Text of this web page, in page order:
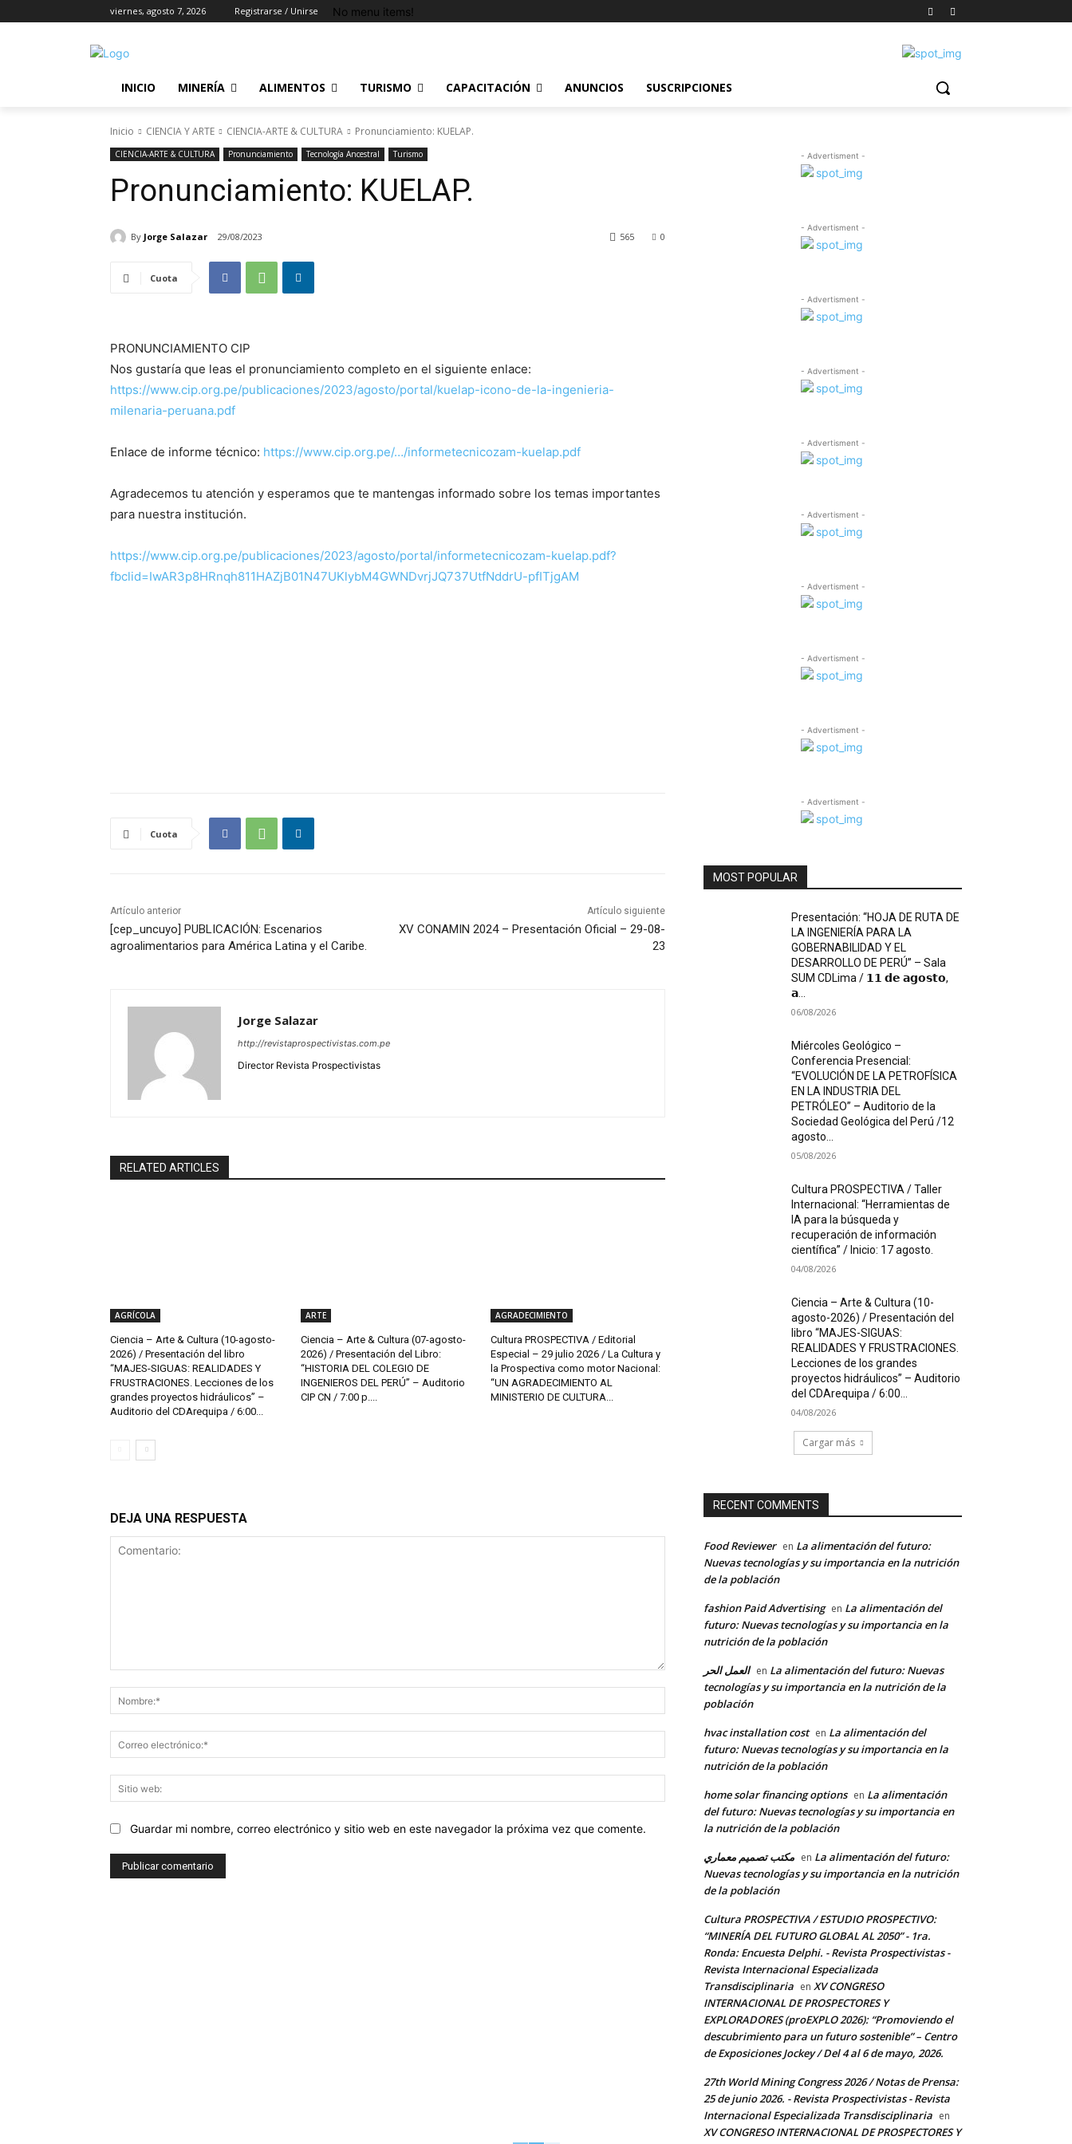
viernes, agosto 7, 2026 Registrarse / Unirse No menu items!
INICIO MINERÍA ALIMENTOS TURISMO CAPACITACIÓN ANUNCIOS SUSCRIPCIONES
Inicio CIENCIA Y ARTE CIENCIA-ARTE & CULTURA Pronunciamiento: KUELAP.
CIENCIA-ARTE & CULTURA Pronunciamiento Tecnología Ancestral Turismo
Pronunciamiento: KUELAP.
By Jorge Salazar 29/08/2023 0
565
Cuota
PRONUNCIAMIENTO CIP
Nos gustaría que leas el pronunciamiento completo en el siguiente enlace:
https://www.cip.org.pe/publicaciones/2023/agosto/portal/kuelap-icono-de-la-ingenieria-
milenaria-peruana.pdf
Enlace de informe técnico: https://www.cip.org.pe/…/informetecnicozam-kuelap.pdf
Agradecemos tu atención y esperamos que te mantengas informado sobre los temas importantes
para nuestra institución.
https://www.cip.org.pe/publicaciones/2023/agosto/portal/informetecnicozam-kuelap.pdf?
fbclid=IwAR3p8HRnqh811HAZjB01N47UKlybM4GWNDvrjJQ737UtfNddrU-pfITjgAM
Cuota
Artículo anterior
[cep_uncuyo] PUBLICACIÓN: Escenarios
agroalimentarios para América Latina y el Caribe.
Artículo siguiente
XV CONAMIN 2024 – Presentación Oficial – 29-08-
23
Jorge Salazar
http://revistaprospectivistas.com.pe
Director Revista Prospectivistas
RELATED ARTICLES
AGRÍCOLA
Ciencia – Arte & Cultura (10-agosto-
2026) / Presentación del libro
“MAJES-SIGUAS: REALIDADES Y
FRUSTRACIONES. Lecciones de los
grandes proyectos hidráulicos” –
Auditorio del CDArequipa / 6:00...
ARTE
Ciencia – Arte & Cultura (07-agosto-
2026) / Presentación del Libro:
“HISTORIA DEL COLEGIO DE
INGENIEROS DEL PERÚ” – Auditorio
CIP CN / 7:00 p....
AGRADECIMIENTO
Cultura PROSPECTIVA / Editorial
Especial – 29 julio 2026 / La Cultura y
la Prospectiva como motor Nacional:
“UN AGRADECIMIENTO AL
MINISTERIO DE CULTURA...
DEJA UNA RESPUESTA
Nombre:*
electrónico:*
web:
Guardar mi nombre, correo electrónico y sitio web en este navegador la próxima vez que comente.
- Advertisment -
- Advertisment -
- Advertisment -
- Advertisment -
- Advertisment -
- Advertisment -
- Advertisment -
- Advertisment -
- Advertisment -
- Advertisment -
MOST POPULAR
Presentación: “HOJA DE RUTA DE
LA INGENIERÍA PARA LA
GOBERNABILIDAD Y EL
DESARROLLO DE PERÚ” – Sala
SUM CDLima / 𝟭𝟭 𝗱𝗲 𝗮𝗴𝗼𝘀𝘁𝗼,
𝗮...
06/08/2026
Miércoles Geológico –
Conferencia Presencial:
“EVOLUCIÓN DE LA PETROFÍSICA
EN LA INDUSTRIA DEL
PETRÓLEO” – Auditorio de la
Sociedad Geológica del Perú /12
agosto...
05/08/2026
Cultura PROSPECTIVA / Taller
Internacional: “Herramientas de
IA para la búsqueda y
recuperación de información
científica” / Inicio: 17 agosto.
04/08/2026
Ciencia – Arte & Cultura (10-
agosto-2026) / Presentación del
libro “MAJES-SIGUAS:
REALIDADES Y FRUSTRACIONES.
Lecciones de los grandes
proyectos hidráulicos” – Auditorio
del CDArequipa / 6:00...
04/08/2026
Cargar más
RECENT COMMENTS
Food Reviewer en La alimentación del futuro:
Nuevas tecnologías y su importancia en la nutrición
de la población
fashion Paid Advertising en La alimentación del
futuro: Nuevas tecnologías y su importancia en la
nutrición de la población
العمل الحر en La alimentación del futuro: Nuevas
tecnologías y su importancia en la nutrición de la
población
hvac installation cost en La alimentación del
futuro: Nuevas tecnologías y su importancia en la
nutrición de la población
home solar financing options en La alimentación
del futuro: Nuevas tecnologías y su importancia en
la nutrición de la población
مكتب تصميم معماري en La alimentación del futuro:
Nuevas tecnologías y su importancia en la nutrición
de la población
Cultura PROSPECTIVA / ESTUDIO PROSPECTIVO:
“MINERÍA DEL FUTURO GLOBAL AL 2050” - 1ra.
Ronda: Encuesta Delphi. - Revista Prospectivistas -
Revista Internacional Especializada
Transdisciplinaria en XV CONGRESO
INTERNACIONAL DE PROSPECTORES Y
EXPLORADORES (proEXPLO 2026): “Promoviendo el
descubrimiento para un futuro sostenible” – Centro
de Exposiciones Jockey / Del 4 al 6 de mayo, 2026.
27th World Mining Congress 2026 / Notas de Prensa:
25 de junio 2026. - Revista Prospectivistas - Revista
Internacional Especializada Transdisciplinaria en
XV CONGRESO INTERNACIONAL DE PROSPECTORES Y